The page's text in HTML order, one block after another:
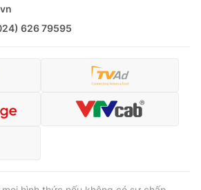
626 79595